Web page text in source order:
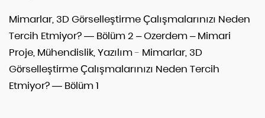
Mimarlar, 3D Görselleştirme Çalışmalarınızı Neden
Tercih Etmiyor? — Bölüm 2 – Ozerdem – Mimari
Proje, Mühendislik, Yazılım- Mimarlar, 3D
Görselleştirme Çalışmalarınızı Neden Tercih
Etmiyor? — Bölüm 1